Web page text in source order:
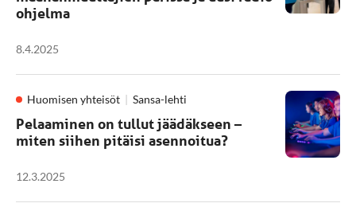
ohjelma
8.4.2025
Huomisen yhteisöt Sansa-lehti
Pelaaminen on tullut jäädäkseen –
miten siihen pitäisi asennoitua?
12.3.2025